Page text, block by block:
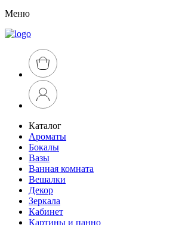
Меню
Каталог
Ароматы
Бокалы
Вазы
Ванная комната
Вешалки
Декор
Зеркала
Кабинет
Картины и панно